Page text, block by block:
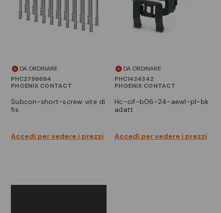
DA ORDINARE
PHC2799694
PHOENIX CONTACT
subcon-short-screw vite di
fis
Accedi per vedere i prezzi
DA ORDINARE
PHC1424342
PHOENIX CONTACT
hc-cif-b06-24-aewl-pl-bk
adatt
Accedi per vedere i prezzi